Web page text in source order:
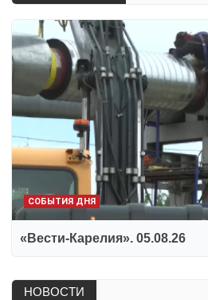
СОБЫТИЯ ДНЯ
«Вести-Карелия». 05.08.26
НОВОСТИ